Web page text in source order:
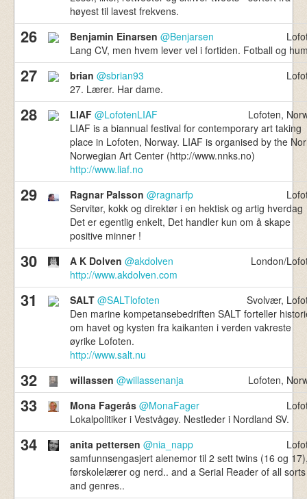
høyest til lavest frekvens.
26 Benjamin Einarsen @Benjarsen
Lang CV, men hvem lever vel i fortiden. Fotball og
27 brian @sbrian93
27. Lærer. Har dame.
28 LIAF @LofotenLIAF
Lofoten,
LIAF is a biannual festival for contemporary art taking
place in Lofoten, Norway. LIAF is organised by the
Norwegian Art Center (http://www.nnks.no)
http://www.liaf.no
29 Ragnar Palsson @ragnarfp
Servitør, kokk og direktør i en hektisk og artig hverdag
Det er egentlig enkelt, Det handler kun om å skape
positive minner !
30 A K Dolven @akdolven
London/
http://www.akdolven.com
31 SALT @SALTlofoten
Svolvær,
Den marine kompetansebedriften SALT forteller
om havet og kysten fra kaikanten i verden vakreste
øyrike Lofoten.
http://www.salt.nu
32 willassen @willassenanja Lofoten,
33 Mona Fagerås @MonaFager
Lokalpolitiker i Vestvågøy. Nestleder i Nordland SV.
34 anita pettersen @nia_napp
samfunnsengasjert alenemor til 2 sett twins (16 og
førskolelærer og nerd.. and a Serial Reader of all sorts
and genres..